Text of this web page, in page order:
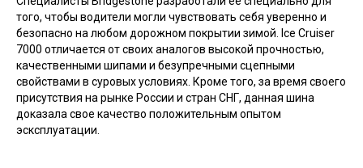
того, чтобы водители могли чувствовать себя уверенно и
безопасно на любом дорожном покрытии зимой. Ice Cruiser
7000 отличается от своих аналогов высокой прочностью,
качественными шипами и безупречными сцепными
свойствами в суровых условиях. Кроме того, за время своего
присутствия на рынке России и стран СНГ, данная шина
доказала свое качество положительным опытом
эсксплуатации.